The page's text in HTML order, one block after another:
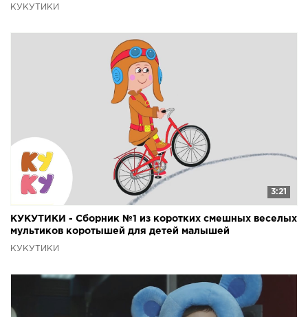
КУКУТИКИ
3:21
КУКУТИКИ - Сборник №1 из коротких смешных веселых
мультиков коротышей для детей малышей
КУКУТИКИ